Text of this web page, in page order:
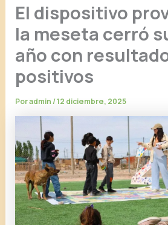
El dispositivo
la meseta cerró
año con
positivos
Poradmin/12 diciembre, 2025